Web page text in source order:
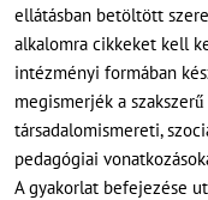
ellátásban betöltött
alkalomra cikkeket kell
intézményi formában
megismerjék a
társadalomismereti,
pedagógiai
A gyakorlat befejezése